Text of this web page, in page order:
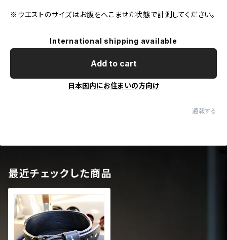
※ウエストのサイズはお腹をへこませた状態で計測してください。
International shipping available
Add to cart
日本国内にお住まいの方向け
通報する
最近チェックした商品